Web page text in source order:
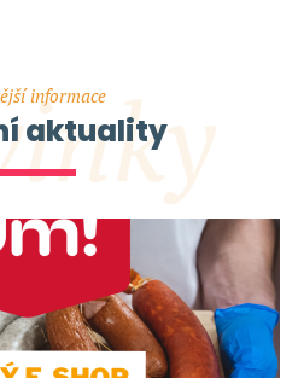
informace
aktuality